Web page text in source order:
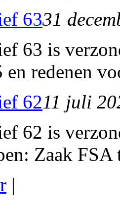
6331
63 is
redenen
6211 juli
62 is
Zaak FSA
|